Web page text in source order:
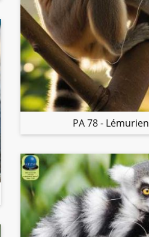
PA 78 - Lémurien